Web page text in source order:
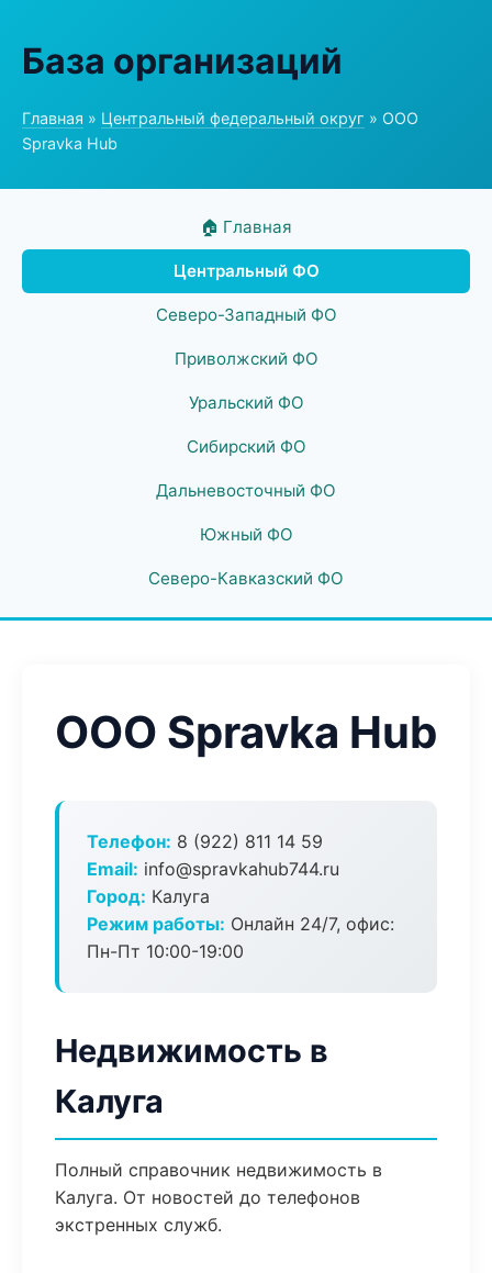
База организаций
Главная » Центральный федеральный округ » ООО
Spravka Hub
🏠 Главная
Центральный ФО
Северо-Западный ФО
Приволжский ФО
Уральский ФО
Сибирский ФО
Дальневосточный ФО
Южный ФО
Северо-Кавказский ФО
ООО Spravka Hub
Телефон: 8 (922) 811 14 59
Email: info@spravkahub744.ru
Город: Калуга
Режим работы: Онлайн 24/7, офис:
Пн-Пт 10:00-19:00
Недвижимость в
Калуга
Полный справочник недвижимость в
Калуга. От новостей до телефонов
экстренных служб.